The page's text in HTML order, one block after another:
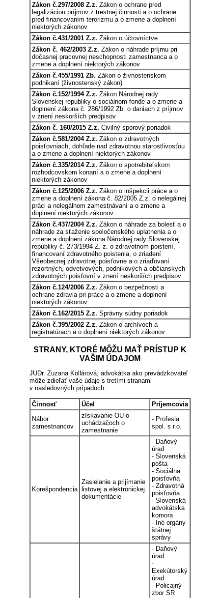
Zákon č.297/2008 Z.z. Zákon o ochrane pred
legalizáciou príjmov z trestnej činnosti a o ochrane
pred financovaním terorizmu a o zmene a doplnení
niektorých zákonov
Zákon č.431/2001 Z.z. Zákon o účtovníctve
Zákon č. 462/2003 Z.z. Zákon o náhrade príjmu pri
dočasnej pracovnej neschopnosti zamestnanca a o
zmene a doplnení niektorých zákonov
Zákon č.455/1991 Zb. Zákon o živnostenskom
podnikaní (živnostenský zákon)
Zákon č.152/1994 Z.z. Zákon Národnej rady
Slovenskej republiky o sociálnom fonde a o zmene a
doplnení zákona č. 286/1992 Zb. o daniach z príjmov
v znení neskorších predpisov
Zákon č. 160/2015 Z.z. Civilný sporový poriadok
Zákon č.581/2004 Z.z. Zákon o zdravotných
poisťovniach, dohľade nad zdravotnou starostlivosťou
a o zmene a doplnení niektorých zákonov
Zákon č.335/2014 Z.z. Zákon o spotrebiteľskom
rozhodcovskom konaní a o zmene a doplnení
niektorých zákonov
Zákon č.125/2006 Z.z. Zákon o inšpekcii práce a o
zmene a doplnení zákona č. 82/2005 Z.z. o nelegálnej
práci a nelegálnom zamestnávaní a o zmene a
doplnení niektorých zákonov
Zákon č.437/2004 Z.z. Zákon o náhrade za bolesť a o
náhrade za sťaženie spoločenského uplatnenia a o
zmene a doplnení zákona Národnej rady Slovenskej
republiky č. 273/1994 Z. z. o zdravotnom poistení,
financovaní zdravotného poistenia, o zriadení
Všeobecnej zdravotnej poisťovne a o zriaďovaní
rezortných, odvetvových, podnikových a občianskych
zdravotných poisťovní v znení neskorších predpisov
Zákon č.124/2006 Z.z. Zákon o bezpečnosti a
ochrane zdravia pri práce a o zmene a doplnení
niektorých zákonov
Zákon č.162/2015 Z.z. Správny súdny poriadok
Zákon č.395/2002 Z.z. Zákon o archívoch a
registratúrach a o doplnení niektorých zákonov
STRANY, KTORÉ MÔŽU MAŤ PRÍSTUP K
VAŠIM ÚDAJOM
JUDr. Zuzana Kollárová, advokátka ako prevádzkovateľ
môže zdieľať vaše údaje s tretími stranami
v nasledovných prípadoch:
Činnosť Účel
Príjemcovia
Nábor
zamestnancov
získavanie OU o
uchádzačoch o
zamestnanie
- Profesia
spol. s r.o.
Korešpondencia
Zasielanie a prijímanie
listovej a elektronickej
dokumentácie
- Daňový
úrad
- Slovenská
pošta
- Sociálna
poisťovňa
- Zdravotná
poisťovňa
- Slovenská
advokátska
komora
- Iné orgány
štátnej
správy
- Daňový
úrad
-
Exekútorský
úrad
- Policajný
zbor SR